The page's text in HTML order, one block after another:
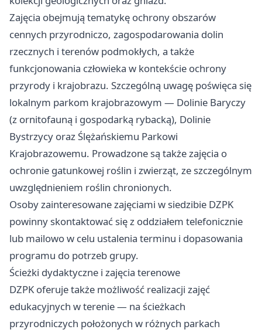
Zajęcia obejmują tematykę ochrony obszarów
cennych przyrodniczo, zagospodarowania dolin
rzecznych i terenów podmokłych, a także
funkcjonowania człowieka w kontekście ochrony
przyrody i krajobrazu. Szczególną uwagę poświęca się
lokalnym parkom krajobrazowym — Dolinie Baryczy
(z ornitofauną i gospodarką rybacką), Dolinie
Bystrzycy oraz Ślężańskiemu Parkowi
Krajobrazowemu. Prowadzone są także zajęcia o
ochronie gatunkowej roślin i zwierząt, ze szczególnym
uwzględnieniem roślin chronionych.
Osoby zainteresowane zajęciami w siedzibie DZPK
powinny skontaktować się z oddziałem telefonicznie
lub mailowo w celu ustalenia terminu i dopasowania
programu do potrzeb grupy.
Ścieżki dydaktyczne i zajęcia terenowe
DZPK oferuje także możliwość realizacji zajęć
edukacyjnych w terenie — na ścieżkach
przyrodniczych położonych w różnych parkach